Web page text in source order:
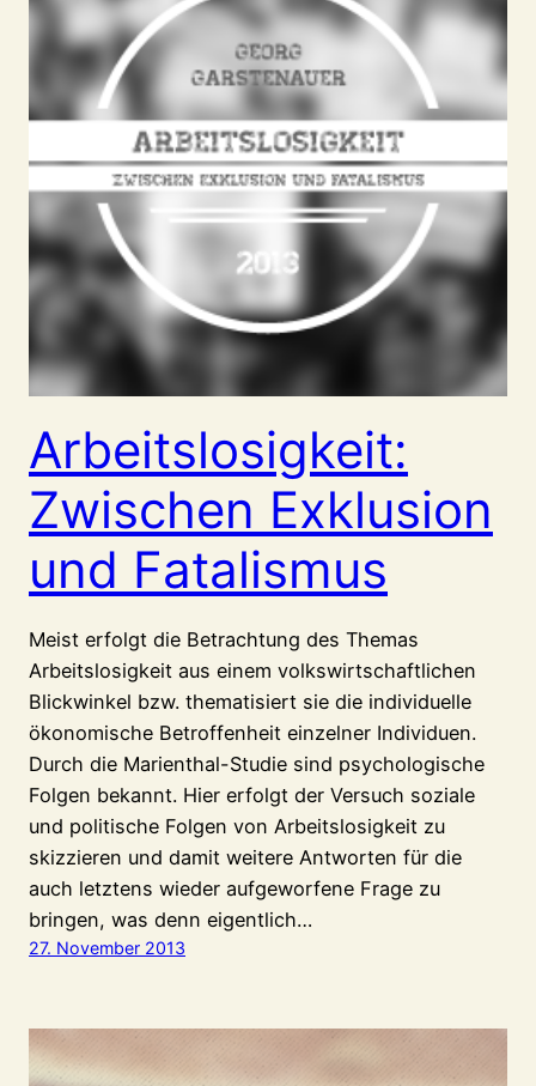
Arbeitslosigkeit:
Zwischen Exklusion
und Fatalismus
Meist erfolgt die Betrachtung des Themas
Arbeitslosigkeit aus einem volkswirtschaftlichen
Blickwinkel bzw. thematisiert sie die individuelle
ökonomische Betroffenheit einzelner Individuen.
Durch die Marienthal-Studie sind psychologische
Folgen bekannt. Hier erfolgt der Versuch soziale
und politische Folgen von Arbeitslosigkeit zu
skizzieren und damit weitere Antworten für die
auch letztens wieder aufgeworfene Frage zu
bringen, was denn eigentlich…
27. November 2013